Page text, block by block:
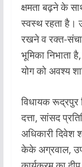
क्षमता बढ़ने के
स्वस्थ रहता है।
रखने व रक्त-
भूमिका निभाता
योग को अवश्य
विधायक रूद्रपुर
दत्ता, सांसद
अधिकारी दिवेश
केके अग्रवाल, उप